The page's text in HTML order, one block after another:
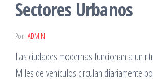
Sectores Urbanos
Por ADMIN
Las ciudades modernas funcionan a un
Miles de vehículos circulan diariamente